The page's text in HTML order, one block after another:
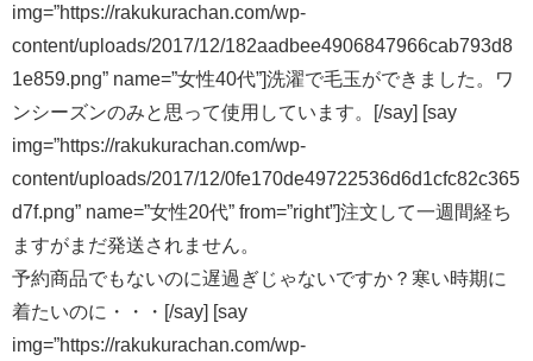
img=”https://rakukurachan.com/wp-
content/uploads/2017/12/182aadbee4906847966cab793d8
1e859.png” name=”女性40代”]洗濯で毛玉ができました。ワ
ンシーズンのみと思って使用しています。[/say] [say
img=”https://rakukurachan.com/wp-
content/uploads/2017/12/0fe170de49722536d6d1cfc82c365
d7f.png” name=”女性20代” from=”right”]注文して一週間経ち
ますがまだ発送されません。
予約商品でもないのに遅過ぎじゃないですか？寒い時期に
着たいのに・・・[/say] [say
img=”https://rakukurachan.com/wp-